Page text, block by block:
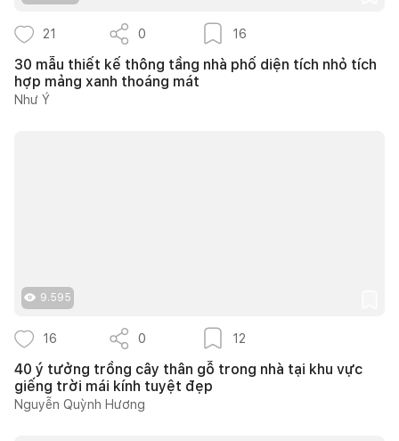
21 0 16
30 mẫu thiết kế thông tầng nhà phố diện tích nhỏ tích
hợp mảng xanh thoáng mát
Như Ý
9.595
16 0 12
40 ý tưởng trồng cây thân gỗ trong nhà tại khu vực
giếng trời mái kính tuyệt đẹp
Nguyễn Quỳnh Hương